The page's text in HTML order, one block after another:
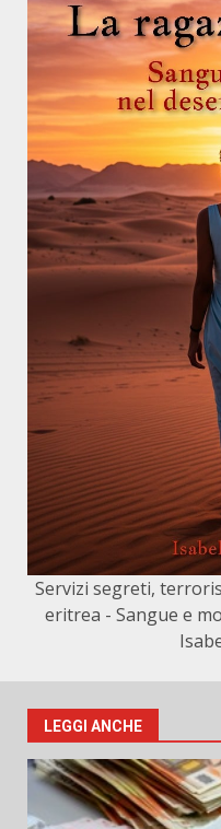
Servizi segreti,
eritrea - Sangue e
LEGGI ANCHE